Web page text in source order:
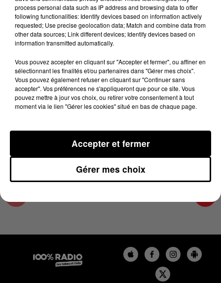
100%
100% Radio l'agenda des Hautes-Pyrénées
26 mai 2025 - 1 min 24 sec
L'AGENDA DES HAUTES-PYRÉNÉES DU
26/05/2025 À 11H00
L'agenda des Hautes-Pyrénées
process personal data such as IP address and browsing data to offer
following functionalities: Identify devices based on information actively
requested; Use precise geolocation data; Match and combine data from
other data sources; Link different devices; Identify devices based on
information transmitted automatically.
Vous pouvez accepter en cliquant sur "Accepter et fermer", ou affiner en
sélectionnant les finalités et/ou partenaires dans "Gérer mes choix".
Vous pouvez également refuser en cliquant sur "Continuer sans
accepter". Vos préférences ne s'appliqueront que pour ce site. Vous
pouvez mettre à jour vos choix, ou retirer votre consentement à tout
moment via le lien "Gérer les cookies" situé en bas de chaque page.
Gérer mes choix
Accepter et fermer